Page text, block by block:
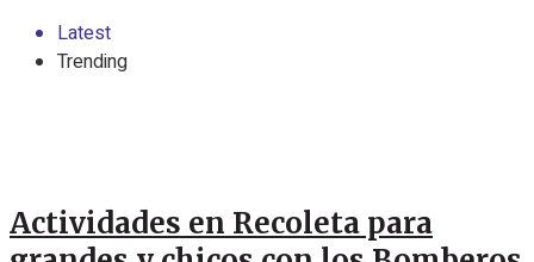
Latest
Trending
Actividades en Recoleta para